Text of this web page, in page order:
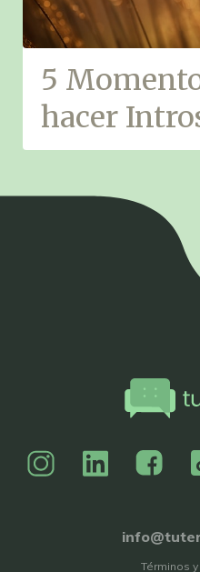
5
hacer
Términos